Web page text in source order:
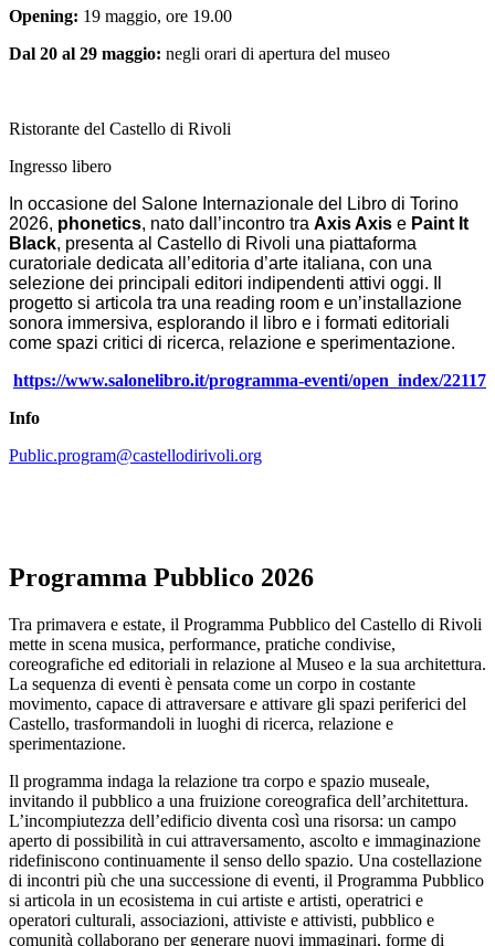
guidate
Progetto
Summer
School
Ricerca
Sedi
le
sedi
Edificio
Castello
Manica
Lunga
Villa
Cerruti
Digitale
Chi
tuo
Amministrazione
trasparente
Whistleblowing
Sostieni
il
museo
Opening: 19 maggio, ore 19.00
Dal 20 al 29 maggio: negli orari di apertura del museo
Ristorante del Castello di Rivoli
Ingresso libero
In occasione del Salone Internazionale del Libro di Torino
2026, phonetics, nato dall’incontro tra Axis Axis e Paint It
Black, presenta al Castello di Rivoli una piattaforma
curatoriale dedicata all’editoria d’arte italiana, con una
selezione dei principali editori indipendenti attivi oggi. Il
progetto si articola tra una reading room e un’installazione
sonora immersiva, esplorando il libro e i formati editoriali
come spazi critici di ricerca, relazione e sperimentazione.
https://www.salonelibro.it/programma-eventi/open_index/22117
Info
Public.program@castellodirivoli.org
Programma Pubblico 2026
Tra primavera e estate, il Programma Pubblico del Castello di Rivoli
mette in scena musica, performance, pratiche condivise,
coreografiche ed editoriali in relazione al Museo e la sua architettura.
La sequenza di eventi è pensata come un corpo in costante
movimento, capace di attraversare e attivare gli spazi periferici del
Castello, trasformandoli in luoghi di ricerca, relazione e
sperimentazione.
Il programma indaga la relazione tra corpo e spazio museale,
invitando il pubblico a una fruizione coreografica dell’architettura.
L’incompiutezza dell’edificio diventa così una risorsa: un campo
aperto di possibilità in cui attraversamento, ascolto e immaginazione
ridefiniscono continuamente il senso dello spazio. Una costellazione
di incontri più che una successione di eventi, il Programma Pubblico
si articola in un ecosistema in cui artiste e artisti, operatrici e
operatori culturali, associazioni, attiviste e attivisti, pubblico e
comunità collaborano per generare nuovi immaginari, forme di